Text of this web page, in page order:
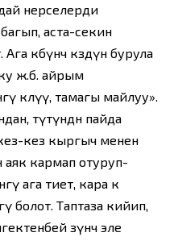
нерселерди
аста-секин
көбүнчө көздүн бурула
ж.б. айрым
көөлүү, тамагы майлуу».
түтүндөн пайда
кез-кез кыргыч менен
аяк кармап отуруп-
ага тиет, кара көө
болот. Таптаза кийип,
өзүнчө эле